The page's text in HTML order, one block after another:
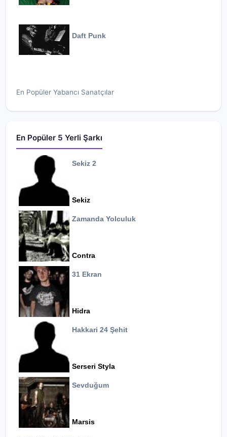
Daft Punk
En Popüler Yabancı Sanatçılar
En Popüler 5 Yerli Şarkı
Sekiz 2
Sekiz
Zamanda Yolculuk
Contra
31 Ekran
Hidra
Hakkari 24 Şehit
Serseri Styla
Sevduğum
Marsis